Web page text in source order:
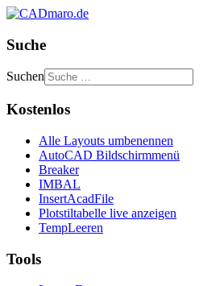
Suche
Suchen
Kostenlos
Alle Layouts umbenennen
AutoCAD Bildschirmmenü
Breaker
IMBAL
InsertAcadFile
Plotstiltabelle live anzeigen
TempLeeren
Tools